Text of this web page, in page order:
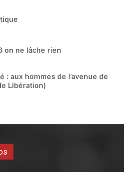
on ne lâche rien
: aux hommes de l’avenue de
Libération)